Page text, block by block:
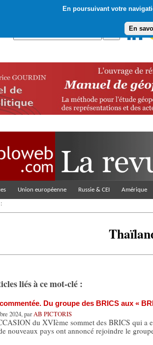
En poursuivant votre
En
Union européenne Russie & CEI Amérique
liés à ce mot-clé :
Du groupe des BRICS aux «
2024, parAB PICTORIS
du XVIème sommet des BRICS qui a
nouveaux pays ont annoncé rejoindre le